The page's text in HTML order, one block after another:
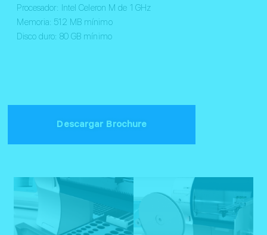
Procesador: Intel Celeron M de 1 GHz
Memoria: 512 MB mínimo
Disco duro: 80 GB mínimo
Descargar Brochure